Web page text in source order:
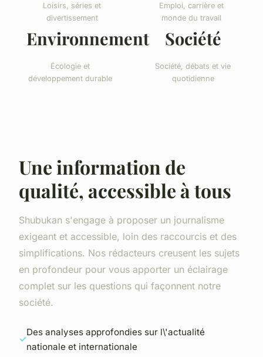
Loisirs, séries et
divertissement
Emploi, carrière et
monde du travail
Environnement
Écologie et
développement durable
Société
Société, débats et vie
quotidienne
Une information de
qualité, accessible à tous
Shubukan s'engage à proposer un journalisme
exigeant et accessible, loin des raccourcis et des
simplifications. Nos rédacteurs creusent les sujets
en profondeur pour vous apporter un éclairage
complet sur les questions qui façonnent notre
société.
Des analyses approfondies sur l\'actualité
nationale et internationale